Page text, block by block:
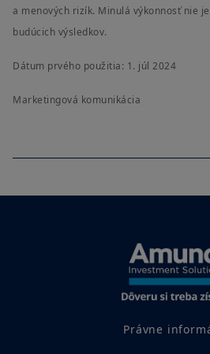
a menových rizík. Minulá výkonnosť nie
budúcich výsledkov.
Dátum prvého použitia: 1. júl 2024
Marketingová komunikácia
Právne